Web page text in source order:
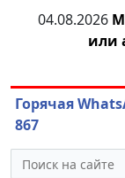
04.08.2026
или
Горячая
867